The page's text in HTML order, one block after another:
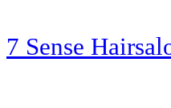
7 Sense